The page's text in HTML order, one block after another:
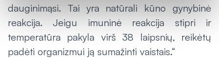
dauginimąsi. Tai yra natūrali kūno gynybinė
reakcija. Jeigu imuninė reakcija stipri ir
temperatūra pakyla virš 38 laipsnių, reikėtų
padėti organizmui ją sumažinti vaistais.“